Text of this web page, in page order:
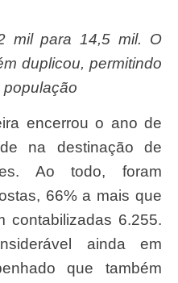
mil para 14,5 mil. O
duplicou, permitindo
população
na destinação de
Ao todo, foram
66% a mais que
contabilizadas 6.255.
ainda em
que também